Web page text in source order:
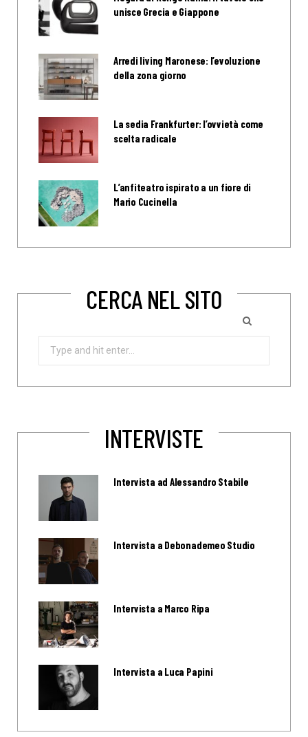
unisce Grecia e Giappone
Arredi living Maronese: l’evoluzione
della zona giorno
La sedia Frankfurter: l’ovvietà come
scelta radicale
L’anfiteatro ispirato a un fiore di
Mario Cucinella
CERCA NEL SITO
Search
INTERVISTE
Intervista ad Alessandro Stabile
Intervista a Debonademeo Studio
Intervista a Marco Ripa
Intervista a Luca Papini